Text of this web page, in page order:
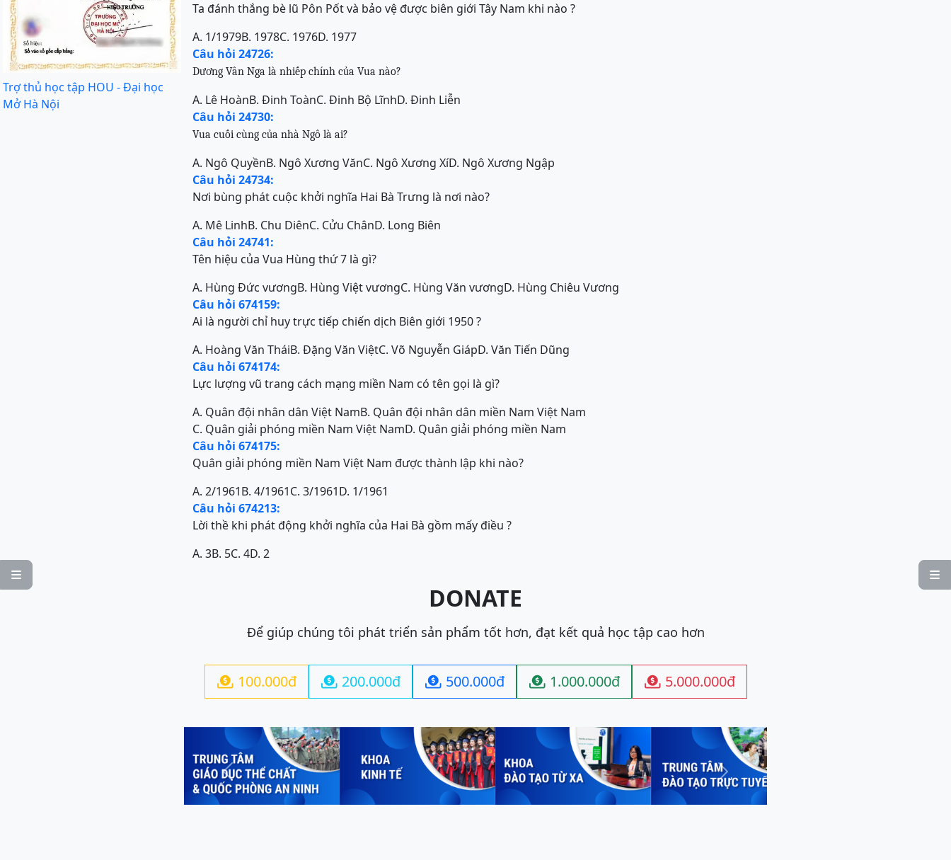


Trợ thủ học tập HOU - Đại học
Mở Hà Nội
Ta đánh thắng bè lũ Pôn Pốt và bảo vệ được biên giới Tây Nam khi nào ?
A. 1/1979B. 1978C. 1976D. 1977
Câu hỏi 24726:
Dương Vân Nga là nhiếp chính của Vua nào?
A. Lê HoànB. Đinh ToànC. Đinh Bộ LĩnhD. Đinh Liễn
Câu hỏi 24730:
Vua cuối cùng của nhà Ngô là ai?
A. Ngô QuyềnB. Ngô Xương VănC. Ngô Xương XíD. Ngô Xương Ngập
Câu hỏi 24734:
Nơi bùng phát cuộc khởi nghĩa Hai Bà Trưng là nơi nào?
A. Mê LinhB. Chu DiênC. Cửu ChânD. Long Biên
Câu hỏi 24741:
Tên hiệu của Vua Hùng thứ 7 là gì?
A. Hùng Đức vươngB. Hùng Việt vươngC. Hùng Văn vươngD. Hùng Chiêu Vương
Câu hỏi 674159:
Ai là người chỉ huy trực tiếp chiến dịch Biên giới 1950 ?
A. Hoàng Văn TháiB. Đặng Văn ViệtC. Võ Nguyễn GiápD. Văn Tiến Dũng
Câu hỏi 674174:
Lực lượng vũ trang cách mạng miền Nam có tên gọi là gì?
A. Quân đội nhân dân Việt NamB. Quân đội nhân dân miền Nam Việt Nam
C. Quân giải phóng miền Nam Việt NamD. Quân giải phóng miền Nam
Câu hỏi 674175:
Quân giải phóng miền Nam Việt Nam được thành lập khi nào?
A. 2/1961B. 4/1961C. 3/1961D. 1/1961
Câu hỏi 674213:
Lời thề khi phát động khởi nghĩa của Hai Bà gồm mấy điều ?
A. 3B. 5C. 4D. 2
DONATE
Để giúp chúng tôi phát triển sản phẩm tốt hơn, đạt kết quả học tập cao hơn
 100.000đ  200.000đ  500.000đ  1.000.000đ  5.000.000đ
Previous Next